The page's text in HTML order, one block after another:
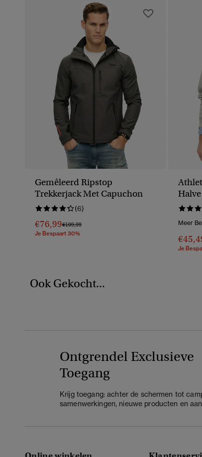
Gemêleerd Ripstop
Trekkerjack Met Capuchon
(6)
€76,99Prijs Verlaagd Van
€109,99Naar
Je Bespaart 30%
Meer
Je
Ook Gekocht...
Ontgrendel Exclusieve
Toegang
Krijg toegang: achter de schermen tot
samenwerkingen, nieuwe producten en